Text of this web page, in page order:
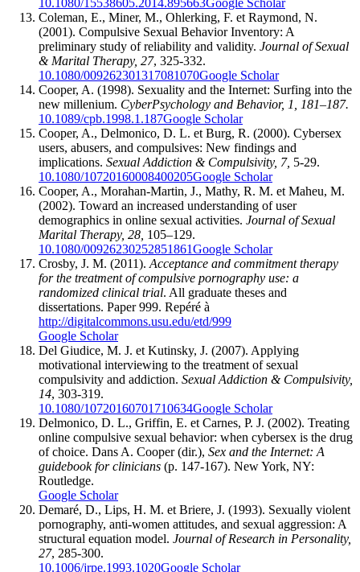
10.1080/15538605.2014.895663Google Scholar
Coleman, E., Miner, M., Ohlerking, F. et Raymond, N.
(2001). Compulsive Sexual Behavior Inventory: A
preliminary study of reliability and validity. Journal of Sexual
& Marital Therapy, 27, 325-332.
10.1080/009262301317081070Google Scholar
Cooper, A. (1998). Sexuality and the Internet: Surfing into the
new millenium. CyberPsychology and Behavior, 1, 181–187.
10.1089/cpb.1998.1.187Google Scholar
Cooper, A., Delmonico, D. L. et Burg, R. (2000). Cybersex
users, abusers, and compulsives: New findings and
implications. Sexual Addiction & Compulsivity, 7, 5-29.
10.1080/10720160008400205Google Scholar
Cooper, A., Morahan-Martin, J., Mathy, R. M. et Maheu, M.
(2002). Toward an increased understanding of user
demographics in online sexual activities. Journal of Sexual
Marital Therapy, 28, 105–129.
10.1080/00926230252851861Google Scholar
Crosby, J. M. (2011).Acceptance and commitment therapy
for the treatment of compulsive pornography use: a
randomized clinical trial. All graduate theses and
dissertations. Paper 999. Repéré à
http://digitalcommons.usu.edu/etd/999
Google Scholar
Del Giudice, M. J. et Kutinsky, J. (2007). Applying
motivational interviewing to the treatment of sexual
compulsivity and addiction. Sexual Addiction & Compulsivity,
14, 303-319.
10.1080/10720160701710634Google Scholar
Delmonico, D. L., Griffin, E. et Carnes, P. J. (2002). Treating
online compulsive sexual behavior: when cybersex is the drug
of choice. Dans A. Cooper (dir.), Sex and the Internet: A
guidebook for clinicians (p. 147-167). New York, NY:
Routledge.
Google Scholar
Demaré, D., Lips, H. M. et Briere, J. (1993). Sexually violent
pornography, anti-women attitudes, and sexual aggression: A
structural equation model. Journal of Research in Personality,
27, 285-300.
10.1006/jrpe.1993.1020Google Scholar